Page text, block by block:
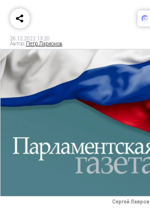
26.12.2022 13:20
Автор: Петр Ларионов
Сергей Лавров.